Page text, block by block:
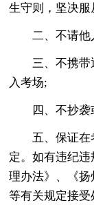
生守则，坚决
二、不请他
三、不携带
入考场;
四、不抄袭
五、保证在
定。如有违纪
理办法》、《扬
等有关规定接受